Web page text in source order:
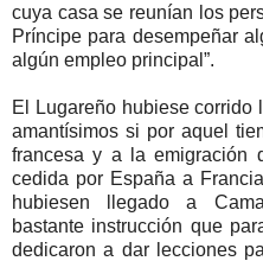
cuya casa se reunían los
Príncipe para desempeñar
algún empleo principal”.
El Lugareño hubiese corrido
amantísimos si por aquel
francesa y a la emigración
cedida por España a
hubiesen llegado a
bastante instrucción que
dedicaron a dar lecciones